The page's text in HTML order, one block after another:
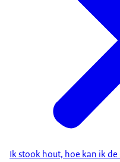
Ik stook hout, hoe kan ik